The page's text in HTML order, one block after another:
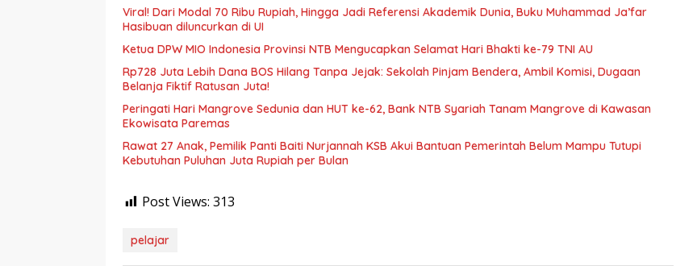
Viral! Dari Modal 70 Ribu Rupiah, Hingga Jadi Referensi Akademik Dunia, Buku Muhammad Ja’far
Hasibuan diluncurkan di UI
Ketua DPW MIO Indonesia Provinsi NTB Mengucapkan Selamat Hari Bhakti ke-79 TNI AU
Rp728 Juta Lebih Dana BOS Hilang Tanpa Jejak: Sekolah Pinjam Bendera, Ambil Komisi, Dugaan
Belanja Fiktif Ratusan Juta!
Peringati Hari Mangrove Sedunia dan HUT ke-62, Bank NTB Syariah Tanam Mangrove di Kawasan
Ekowisata Paremas
Rawat 27 Anak, Pemilik Panti Baiti Nurjannah KSB Akui Bantuan Pemerintah Belum Mampu Tutupi
Kebutuhan Puluhan Juta Rupiah per Bulan
Post Views: 313
pelajar